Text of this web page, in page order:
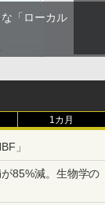
「ローカル
1カ月
」
85%減。生物学の